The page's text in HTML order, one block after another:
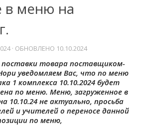
в меню на
· ОБНОВЛЕНО 10.10.2024
поставки товара поставщиком-
уведомляем Вас, что по меню
1 комплекса 10.10.2024 будет
по меню. Меню, загруженное в
10.10.24 не актуально, просьба
и учителей о переносе данной
по меню,